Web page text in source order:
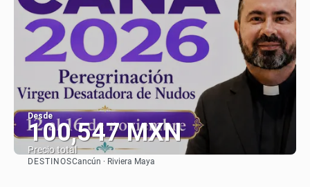
Desde
100,547 MXN
Precio total
Ver
DESTINOSCancún · Riviera Maya